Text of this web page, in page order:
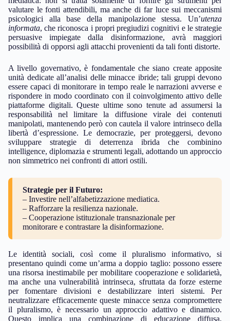
valutare le fonti attendibili, ma anche di far luce sui meccanismi
psicologici alla base della manipolazione stessa. Un’utenza
informata, che riconosca i propri pregiudizi cognitivi e le strategie
persuasive impiegate dalla disinformazione, avrà maggiori
possibilità di opporsi agli attacchi provenienti da tali fonti distorte.
A livello governativo, è fondamentale che siano create apposite
unità dedicate all’analisi delle minacce ibride; tali gruppi devono
essere capaci di monitorare in tempo reale le narrazioni avverse e
rispondere in modo coordinato con il coinvolgimento attivo delle
piattaforme digitali. Queste ultime sono tenute ad assumersi la
responsabilità nel limitare la diffusione virale dei contenuti
manipolati, mantenendo però con cautela il valore intrinseco della
libertà d’espressione. Le democrazie, per proteggersi, devono
sviluppare strategie di deterrenza ibrida che combinino
intelligence, diplomazia e strumenti legali, adottando un approccio
non simmetrico nei confronti di attori ostili.
Strategie per il Futuro:
– Investire nell’alfabetizzazione mediatica.
– Rafforzare la resilienza nazionale.
– Cooperazione istituzionale transnazionale per
monitorare e contrastare la disinformazione.
Le identità sociali, così come il pluralismo informativo, si
presentano quindi come un’arma a doppio taglio: possono essere
una risorsa inestimabile per mobilitare cooperazione e solidarietà,
ma anche una vulnerabilità intrinseca, sfruttata da forze esterne
per fomentare divisioni e destabilizzare interi sistemi. Per
neutralizzare efficacemente queste minacce senza compromettere
il pluralismo, è necessario un approccio adattivo e dinamico.
Questo implica una combinazione di educazione diffusa,